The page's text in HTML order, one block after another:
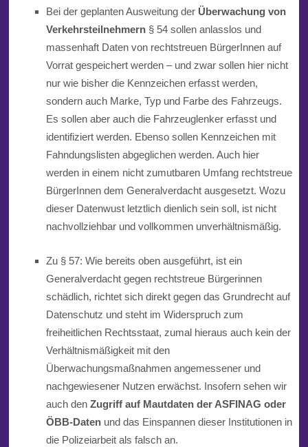
Bei der geplanten Ausweitung der Überwachung von
Verkehrsteilnehmern§ 54 sollen anlasslos und
massenhaft Daten von rechtstreuen BürgerInnen auf
Vorrat gespeichert werden – und zwar sollen hier nicht
nur wie bisher die Kennzeichen erfasst werden,
sondern auch Marke, Typ und Farbe des Fahrzeugs.
Es sollen aber auch die Fahrzeuglenker erfasst und
identifiziert werden. Ebenso sollen Kennzeichen mit
Fahndungslisten abgeglichen werden. Auch hier
werden in einem nicht zumutbaren Umfang rechtstreue
BürgerInnen dem Generalverdacht ausgesetzt. Wozu
dieser Datenwust letztlich dienlich sein soll, ist nicht
nachvollziehbar und vollkommen unverhältnismäßig.
Zu § 57: Wie bereits oben ausgeführt, ist ein
Generalverdacht gegen rechtstreue Bürgerinnen
schädlich, richtet sich direkt gegen das Grundrecht auf
Datenschutz und steht im Widerspruch zum
freiheitlichen Rechtsstaat, zumal hieraus auch kein der
Verhältnismäßigkeit mit den
Überwachungsmaßnahmen angemessener und
nachgewiesener Nutzen erwächst. Insofern sehen wir
auch den Zugriff auf Mautdaten der ASFINAG oder
ÖBB-Datenund das Einspannen dieser Institutionen in
die Polizeiarbeit als falsch an.